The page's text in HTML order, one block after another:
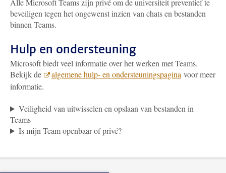
Alle Microsoft Teams zijn privé om de universiteit preventief te
beveiligen tegen het ongewenst inzien van chats en bestanden
binnen Teams.
Hulp en ondersteuning
Microsoft biedt veel informatie over het werken met Teams.
Bekijk de
algemene hulp- en ondersteuningspagina voor meer
informatie.
Veiligheid van uitwisselen en opslaan van bestanden in
Teams
Is mijn Team openbaar of privé?